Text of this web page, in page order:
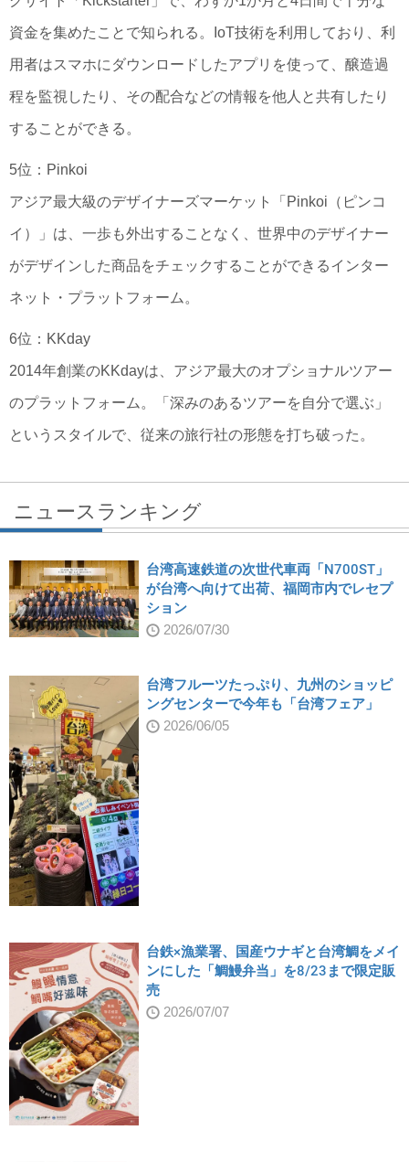
資金を集めたことで知られる。IoT技術を利用しており、利
用者はスマホにダウンロードしたアプリを使って、醸造過
程を監視したり、その配合などの情報を他人と共有したり
することができる。
5位：Pinkoi
アジア最大級のデザイナーズマーケット「Pinkoi（ピンコ
イ）」は、一歩も外出することなく、世界中のデザイナー
がデザインした商品をチェックすることができるインター
ネット・プラットフォーム。
6位：KKday
2014年創業のKKdayは、アジア最大のオプショナルツアー
のプラットフォーム。「深みのあるツアーを自分で選ぶ」
というスタイルで、従来の旅行社の形態を打ち破った。
ニュースランキング
台湾高速鉄道の次世代車両「N700ST」
が台湾へ向けて出荷、福岡市内でレセプ
ション
2026/07/30
台湾フルーツたっぷり、九州のショッピ
ングセンターで今年も「台湾フェア」
2026/06/05
台鉄×漁業署、国産ウナギと台湾鯛をメイ
ンにした「鯛鰻弁当」を8/23まで限定販
売
2026/07/07